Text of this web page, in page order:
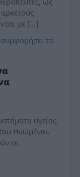
αρκετούς
με […]
υγείας.
Ηνωμένου
οι